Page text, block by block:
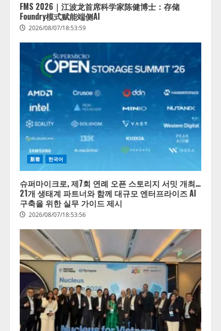
FMS 2026｜江波龙首席科学家陈健博士：存储
Foundry模式赋能端侧AI
2026/08/07/18:53:59
新着 한국어
슈퍼마이크로, 제7회 연례 오픈 스토리지 서밋 개최…
21개 생태계 파트너와 함께 대규모 엔터프라이즈 AI
구축을 위한 실무 가이드 제시
2026/08/07/18:53:56